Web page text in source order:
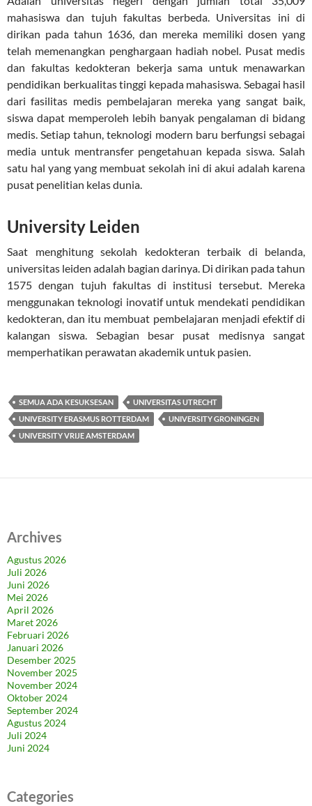
mahasiswa dan tujuh fakultas berbeda. Universitas ini di
dirikan pada tahun 1636, dan mereka memiliki dosen yang
telah memenangkan penghargaan hadiah nobel. Pusat medis
dan fakultas kedokteran bekerja sama untuk menawarkan
pendidikan berkualitas tinggi kepada mahasiswa. Sebagai hasil
dari fasilitas medis pembelajaran mereka yang sangat baik,
siswa dapat memperoleh lebih banyak pengalaman di bidang
medis. Setiap tahun, teknologi modern baru berfungsi sebagai
media untuk mentransfer pengetahuan kepada siswa. Salah
satu hal yang yang membuat sekolah ini di akui adalah karena
pusat penelitian kelas dunia.
University Leiden
Saat menghitung sekolah kedokteran terbaik di belanda,
universitas leiden adalah bagian darinya. Di dirikan pada tahun
1575 dengan tujuh fakultas di institusi tersebut. Mereka
menggunakan teknologi inovatif untuk mendekati pendidikan
kedokteran, dan itu membuat pembelajaran menjadi efektif di
kalangan siswa. Sebagian besar pusat medisnya sangat
memperhatikan perawatan akademik untuk pasien.
SEMUA ADA KESUKSESAN
UNIVERSITAS UTRECHT
UNIVERSITY ERASMUS ROTTERDAM
UNIVERSITY GRONINGEN
UNIVERSITY VRIJE AMSTERDAM
Archives
Agustus 2026
Juli 2026
Juni 2026
Mei 2026
April 2026
Maret 2026
Februari 2026
Januari 2026
Desember 2025
November 2025
November 2024
Oktober 2024
September 2024
Agustus 2024
Juli 2024
Juni 2024
Categories